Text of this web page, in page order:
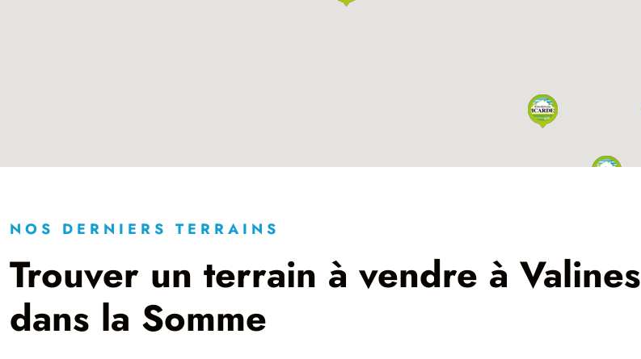
NOS DERNIERS TERRAINS
Trouver un terrain à vendre à Valines
dans la Somme